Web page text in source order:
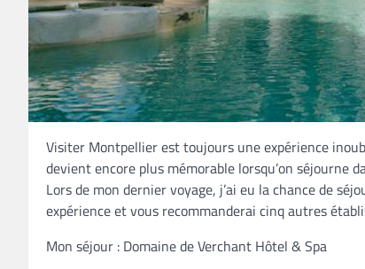
Visiter Montpellier est toujours une expérience
devient encore plus mémorable lorsqu’on séjourne
Lors de mon dernier voyage, j’ai eu la chance de
expérience et vous recommanderai cinq autres
Mon séjour : Domaine de Verchant Hôtel & Spa